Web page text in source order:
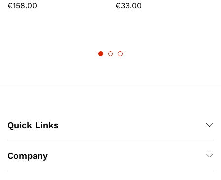
€158.00 €33.00
Quick Links
Company